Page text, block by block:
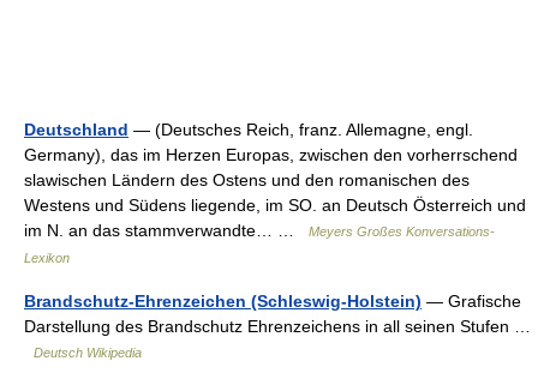
Deutschland — (Deutsches Reich, franz. Allemagne, engl.
Germany), das im Herzen Europas, zwischen den vorherrschend
slawischen Ländern des Ostens und den romanischen des
Westens und Südens liegende, im SO. an Deutsch Österreich und
im N. an das stammverwandte… …
Meyers Großes Konversations-
Lexikon
Brandschutz-Ehrenzeichen (Schleswig-Holstein) — Grafische
Darstellung des Brandschutz Ehrenzeichens in all seinen Stufen …
Deutsch Wikipedia